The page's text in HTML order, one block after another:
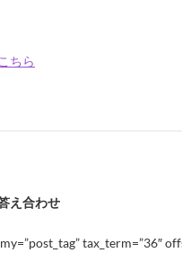
ちら
え合わせ
tax_term=”36″